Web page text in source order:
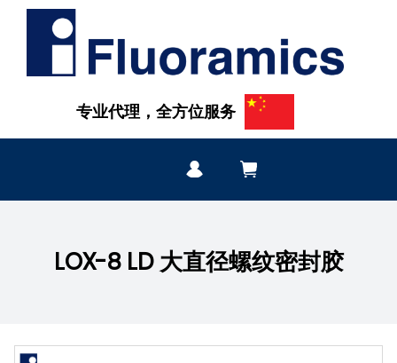
专业代理，全方位服务
LOX-8 LD 大直径螺纹密封胶